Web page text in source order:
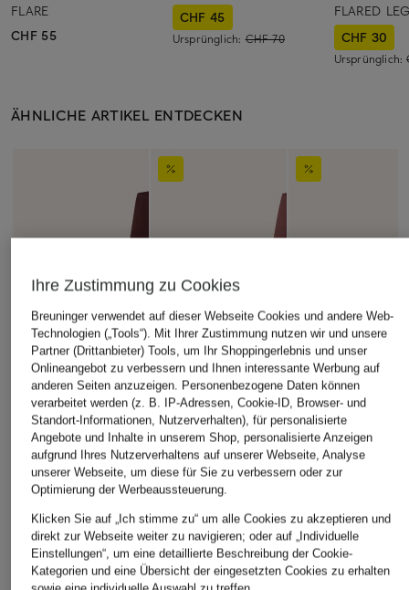
FLARE
CHF 55
CHF 45
Ursprünglich:CHF 70
FLARED
CHF 30
Ursprünglich:
ÄHNLICHE ARTIKEL ENTDECKEN
Ihre Zustimmung zu Cookies
Breuninger verwendet auf dieser Webseite Cookies und andere Web-
Technologien („Tools“). Mit Ihrer Zustimmung nutzen wir und unsere
Partner (Drittanbieter) Tools, um Ihr Shoppingerlebnis und unser
Onlineangebot zu verbessern und Ihnen interessante Werbung auf
anderen Seiten anzuzeigen. Personenbezogene Daten können
verarbeitet werden (z. B. IP-Adressen, Cookie-ID, Browser- und
Standort-Informationen, Nutzerverhalten), für personalisierte
Angebote und Inhalte in unserem Shop, personalisierte Anzeigen
aufgrund Ihres Nutzerverhaltens auf unserer Webseite, Analyse
unserer Webseite, um diese für Sie zu verbessern oder zur
Optimierung der Werbeaussteuerung.
Klicken Sie auf „Ich stimme zu“ um alle Cookies zu akzeptieren und
direkt zur Webseite weiter zu navigieren; oder auf „Individuelle
Einstellungen“, um eine detaillierte Beschreibung der Cookie-
Kategorien und eine Übersicht der eingesetzten Cookies zu erhalten